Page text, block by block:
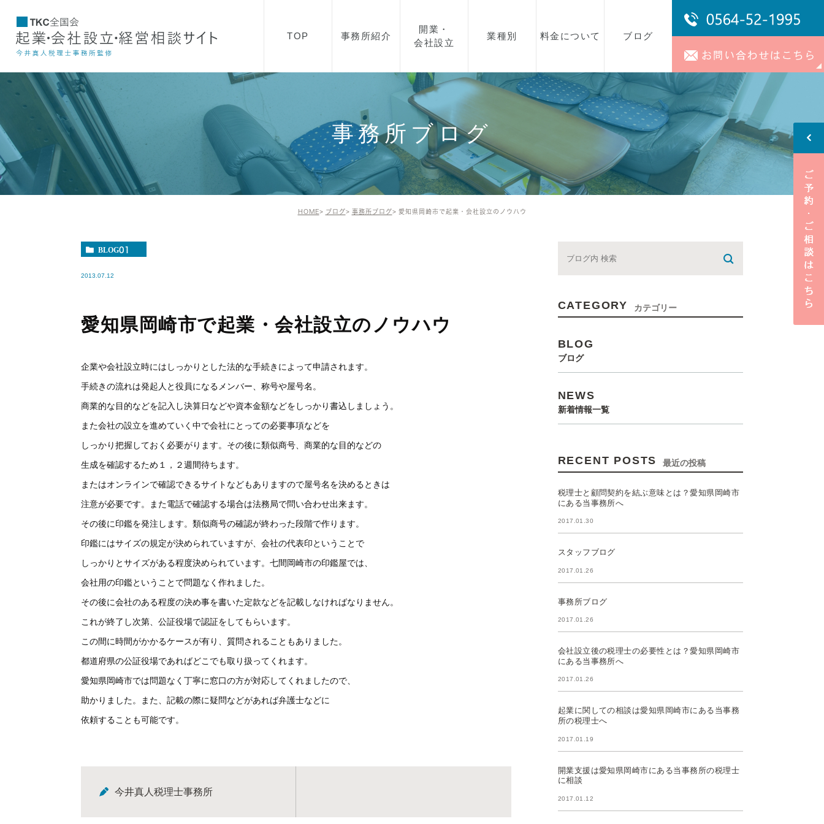
TOP 事務所紹介
所長紹介
アクセス
開業・
会社設立
開業・起業・会社設立を
お考えの方へ
会社設立の流れ
顧問契約について
助成金について
業種別
飲食業
美容・エステ
製造業
IT事業
建築業
不動産
料金について ブログ
事務所ブログ
スタッフブログ
事務所ブログ
HOME ブログ 事務所ブログ 愛知県岡崎市で起業・会社設立のノウハウ
BLOG01
2013.07.12
愛知県岡崎市で起業・会社設立のノウハウ
企業や会社設立時にはしっかりとした法的な手続きによって申請されます。
手続きの流れは発起人と役員になるメンバー、称号や屋号名。
商業的な目的などを記入し決算日などや資本金額などをしっかり書込しましょう。
また会社の設立を進めていく中で会社にとっての必要事項などを
しっかり把握しておく必要がります。その後に類似商号、商業的な目的などの
生成を確認するため１，２週間待ちます。
またはオンラインで確認できるサイトなどもありますので屋号名を決めるときは
注意が必要です。また電話で確認する場合は法務局で問い合わせ出来ます。
その後に印鑑を発注します。類似商号の確認が終わった段階で作ります。
印鑑にはサイズの規定が決められていますが、会社の代表印ということで
しっかりとサイズがある程度決められています。七間岡崎市の印鑑屋では、
会社用の印鑑ということで問題なく作れました。
その後に会社のある程度の決め事を書いた定款などを記載しなければなりません。
これが終了し次第、公証役場で認証をしてもらいます。
この間に時間がかかるケースが有り、質問されることもありました。
都道府県の公証役場であればどこでも取り扱ってくれます。
愛知県岡崎市では問題なく丁寧に窓口の方が対応してくれましたので、
助かりました。また、記載の際に疑問などがあれば弁護士などに
依頼することも可能です。
今井真人税理士事務所
CATEGORY カテゴリー
BLOG
ブログ
NEWS
新着情報一覧
RECENT POSTS 最近の投稿
税理士と顧問契約を結ぶ意味とは？愛知県岡崎市
にある当事務所へ
2017.01.30
スタッフブログ
2017.01.26
事務所ブログ
2017.01.26
会社設立後の税理士の必要性とは？愛知県岡崎市
にある当事務所へ
2017.01.26
起業に関しての相談は愛知県岡崎市にある当事務
所の税理士へ
2017.01.19
開業支援は愛知県岡崎市にある当事務所の税理士
に相談
2017.01.12